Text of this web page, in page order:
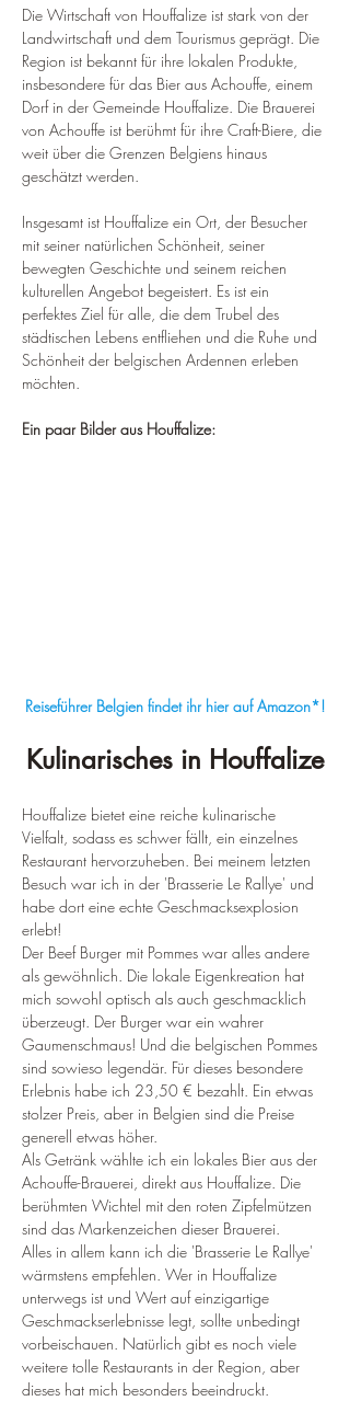
Die Wirtschaft von Houffalize ist stark von der
Landwirtschaft und dem Tourismus geprägt. Die
Region ist bekannt für ihre lokalen Produkte,
insbesondere für das Bier aus Achouffe, einem
Dorf in der Gemeinde Houffalize. Die Brauerei
von Achouffe ist berühmt für ihre Craft-Biere, die
weit über die Grenzen Belgiens hinaus
geschätzt werden.
Insgesamt ist Houffalize ein Ort, der Besucher
mit seiner natürlichen Schönheit, seiner
bewegten Geschichte und seinem reichen
kulturellen Angebot begeistert. Es ist ein
perfektes Ziel für alle, die dem Trubel des
städtischen Lebens entfliehen und die Ruhe und
Schönheit der belgischen Ardennen erleben
möchten.
Ein paar Bilder aus Houffalize:
Reiseführer Belgien findet ihr hier auf Amazon*!
Kulinarisches in Houffalize
Houffalize bietet eine reiche kulinarische
Vielfalt, sodass es schwer fällt, ein einzelnes
Restaurant hervorzuheben. Bei meinem letzten
Besuch war ich in der 'Brasserie Le Rallye' und
habe dort eine echte Geschmacksexplosion
erlebt!
Der Beef Burger mit Pommes war alles andere
als gewöhnlich. Die lokale Eigenkreation hat
mich sowohl optisch als auch geschmacklich
überzeugt. Der Burger war ein wahrer
Gaumenschmaus! Und die belgischen Pommes
sind sowieso legendär. Für dieses besondere
Erlebnis habe ich 23,50 € bezahlt. Ein etwas
stolzer Preis, aber in Belgien sind die Preise
generell etwas höher.
Als Getränk wählte ich ein lokales Bier aus der
Achouffe-Brauerei, direkt aus Houffalize. Die
berühmten Wichtel mit den roten Zipfelmützen
sind das Markenzeichen dieser Brauerei.
Alles in allem kann ich die 'Brasserie Le Rallye'
wärmstens empfehlen. Wer in Houffalize
unterwegs ist und Wert auf einzigartige
Geschmackserlebnisse legt, sollte unbedingt
vorbeischauen. Natürlich gibt es noch viele
weitere tolle Restaurants in der Region, aber
dieses hat mich besonders beeindruckt.